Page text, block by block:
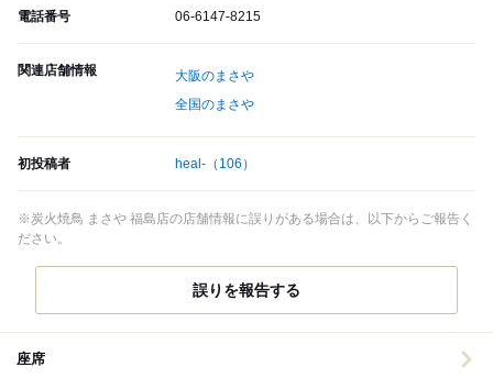
電話番号 06-6147-8215
関連店舗情報
大阪のまさや
全国のまさや
初投稿者 heal- （106）
※炭火焼鳥 まさや 福島店の店舗情報に誤りがある場合は、以下からご報告く
ださい。
誤りを報告する
座席